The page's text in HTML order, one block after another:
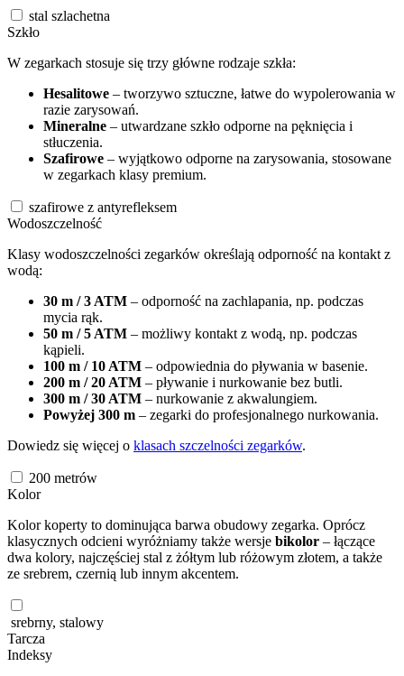
stal szlachetna
Szkło
W zegarkach stosuje się trzy główne rodzaje szkła:
Hesalitowe – tworzywo sztuczne, łatwe do wypolerowania w
razie zarysowań.
Mineralne – utwardzane szkło odporne na pęknięcia i
stłuczenia.
Szafirowe – wyjątkowo odporne na zarysowania, stosowane
w zegarkach klasy premium.
szafirowe z antyrefleksem
Wodoszczelność
Klasy wodoszczelności zegarków określają odporność na kontakt z
wodą:
30 m / 3 ATM – odporność na zachlapania, np. podczas
mycia rąk.
50 m / 5 ATM – możliwy kontakt z wodą, np. podczas
kąpieli.
100 m / 10 ATM – odpowiednia do pływania w basenie.
200 m / 20 ATM – pływanie i nurkowanie bez butli.
300 m / 30 ATM – nurkowanie z akwalungiem.
Powyżej 300 m – zegarki do profesjonalnego nurkowania.
Dowiedz się więcej o klasach szczelności zegarków.
200 metrów
Kolor
Kolor koperty to dominująca barwa obudowy zegarka. Oprócz
klasycznych odcieni wyróżniamy także wersje bikolor – łączące
dwa kolory, najczęściej stal z żółtym lub różowym złotem, a także
ze srebrem, czernią lub innym akcentem.
srebrny, stalowy
Tarcza
Indeksy